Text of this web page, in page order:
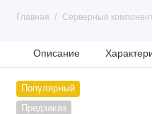
Главная Серверные
Описание
Популярный
Предзаказ